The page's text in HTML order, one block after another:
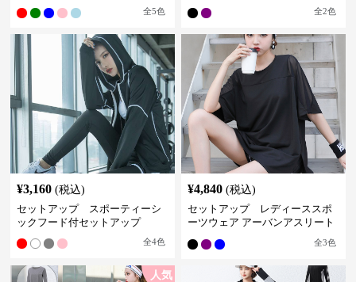
全5色 全2色
¥3,160 (税込)
セットアップ スポーティーシ
ックフード付セットアップ
全4色
¥4,840 (税込)
セットアップ レディーススポ
ーツウェア アーバンアスリート
全3色
人気